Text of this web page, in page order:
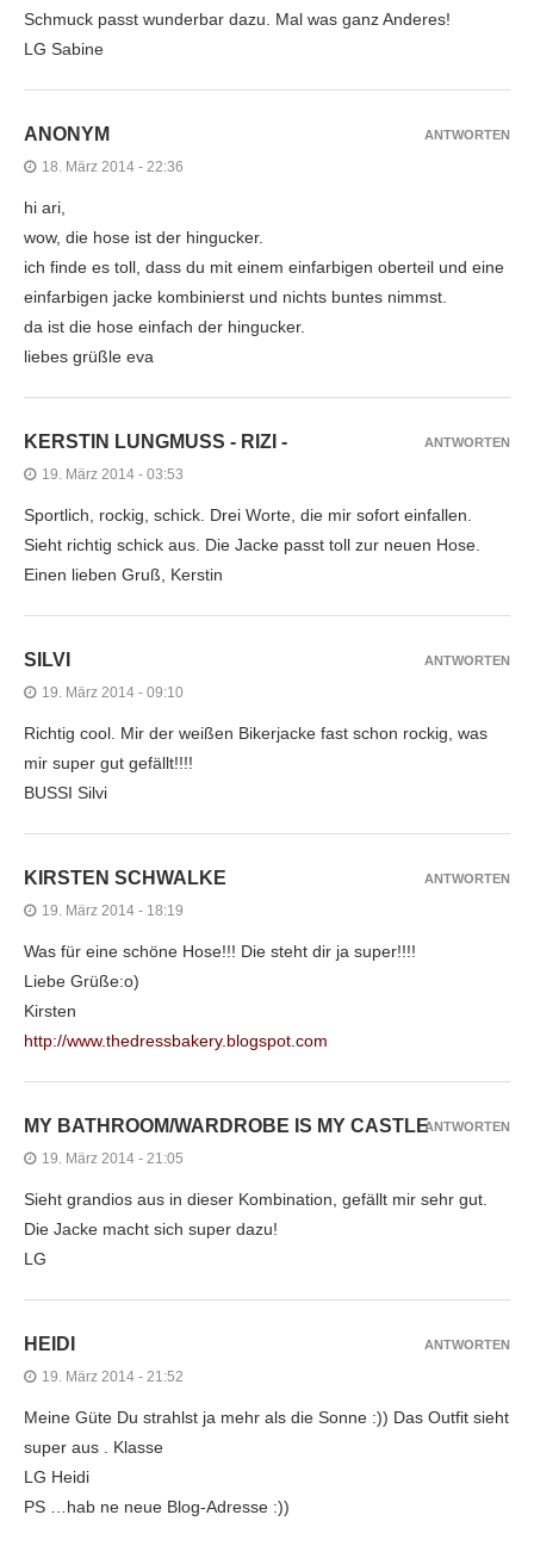
Schmuck passt wunderbar dazu. Mal was ganz Anderes!
LG Sabine
ANONYM
18. März 2014 - 22:36
hi ari,
wow, die hose ist der hingucker.
ich finde es toll, dass du mit einem einfarbigen oberteil und eine
einfarbigen jacke kombinierst und nichts buntes nimmst.
da ist die hose einfach der hingucker.
liebes grüßle eva
ANTWORTEN
KERSTIN LUNGMUSS - RIZI -
19. März 2014 - 03:53
Sportlich, rockig, schick. Drei Worte, die mir sofort einfallen.
Sieht richtig schick aus. Die Jacke passt toll zur neuen Hose.
Einen lieben Gruß, Kerstin
ANTWORTEN
SILVI
19. März 2014 - 09:10
Richtig cool. Mir der weißen Bikerjacke fast schon rockig, was
mir super gut gefällt!!!!
BUSSI Silvi
ANTWORTEN
KIRSTEN SCHWALKE
19. März 2014 - 18:19
Was für eine schöne Hose!!! Die steht dir ja super!!!!
Liebe Grüße:o)
Kirsten
http://www.thedressbakery.blogspot.com
ANTWORTEN
MY BATHROOM/WARDROBE IS MY CASTLE
19. März 2014 - 21:05
Sieht grandios aus in dieser Kombination, gefällt mir sehr gut.
Die Jacke macht sich super dazu!
LG
ANTWORTEN
HEIDI
19. März 2014 - 21:52
Meine Güte Du strahlst ja mehr als die Sonne :)) Das Outfit sieht
super aus . Klasse
LG Heidi
PS …hab ne neue Blog-Adresse :))
ANTWORTEN